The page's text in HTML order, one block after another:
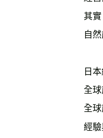
其
自
日
全
全
經